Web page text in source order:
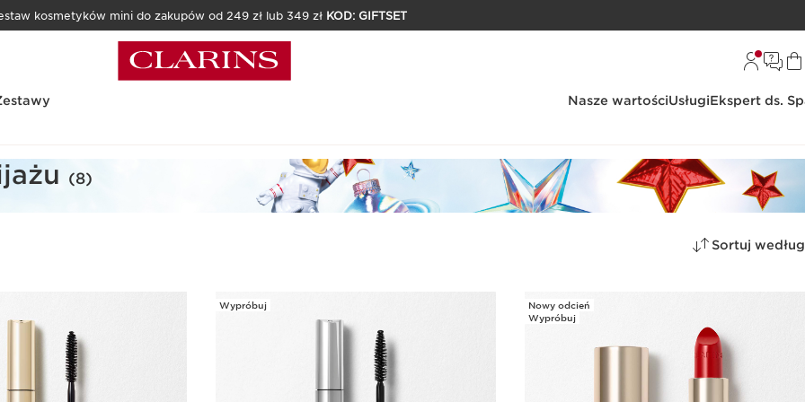
kosmetyków mini do zakupów od 249 zł lub 349 zł KOD: GIFTSET
Nasze wartościUsługiEkspert ds.
(8)
Sortuj według
Wypróbuj
Nowy odcień
Wypróbuj